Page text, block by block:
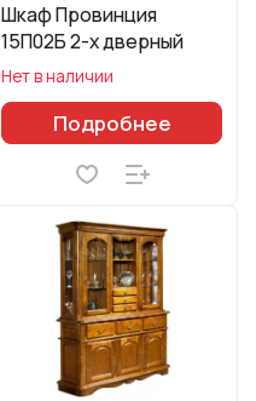
Шкаф Провинция
15П02Б 2-х дверный
Нет в наличии
Подробнее